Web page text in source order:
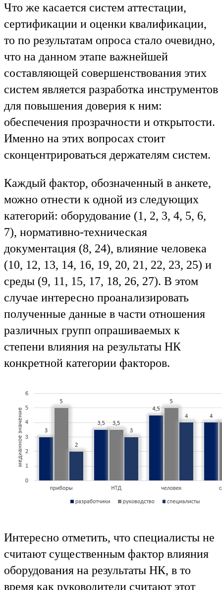
Что же касается систем аттестации,
сертификации и оценки квалификации,
то по результатам опроса стало очевидно,
что на данном этапе важнейшей
составляющей совершенствования этих
систем является разработка инструментов
для повышения доверия к ним:
обеспечения прозрачности и открытости.
Именно на этих вопросах стоит
сконцентрироваться держателям систем.
Каждый фактор, обозначенный в анкете,
можно отнести к одной из следующих
категорий: оборудование (1, 2, 3, 4, 5, 6,
7), нормативно-техническая
документация (8, 24), влияние человека
(10, 12, 13, 14, 16, 19, 20, 21, 22, 23, 25) и
среды (9, 11, 15, 17, 18, 26, 27). В этом
случае интересно проанализировать
полученные данные в части отношения
различных групп опрашиваемых к
степени влияния на результаты НК
конкретной категории факторов.
Интересно отметить, что специалисты не
считают существенным фактор влияния
оборудования на результаты НК, в то
время как руководители считают этот